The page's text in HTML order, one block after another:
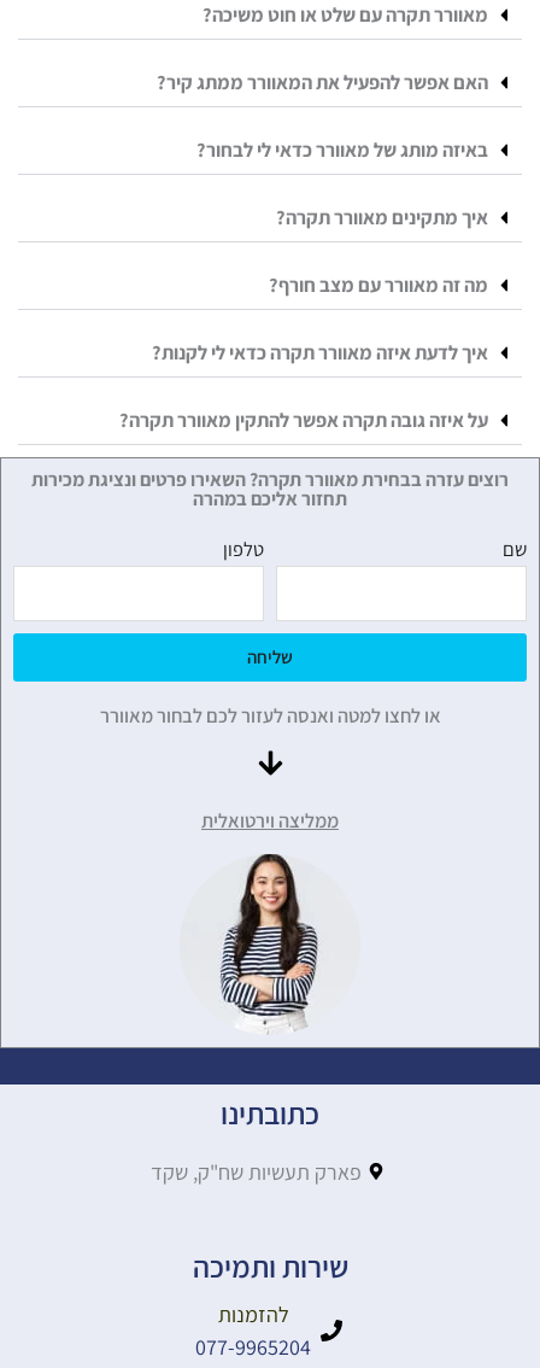
מאוורר תקרה עם שלט או חוט משיכה?
האם אפשר להפעיל את המאוורר ממתג קיר?
באיזה מותג של מאוורר כדאי לי לבחור?
איך מתקינים מאוורר תקרה?
מה זה מאוורר עם מצב חורף?
איך לדעת איזה מאוורר תקרה כדאי לי לקנות?
על איזה גובה תקרה אפשר להתקין מאוורר תקרה?
רוצים עזרה בבחירת מאוורר תקרה? השאירו פרטים ונציגת מכירות
תחזור אליכם במהרה
שם טלפון
שליחה
או לחצו למטה ואנסה לעזור לכם לבחור מאוורר
ממליצה וירטואלית
כתובתינו
פארק תעשיות שח"ק, שקד
שירות ותמיכה
להזמנות
077-9965204